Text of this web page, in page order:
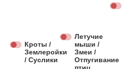
Кроты /
Землеройки
/ Суслики
Летучие
мыши /
Змеи /
Отпугивание